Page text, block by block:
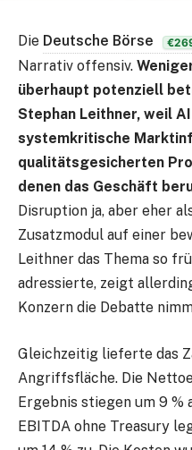
Die Deutsche Börse
Narrativ offensiv.
überhaupt potenziell
Stephan Leithner, weil
systemkritische
qualitätsgesicherten
denen das Geschäft
Disruption ja, aber eher
Zusatzmodul auf einer
Leithner das Thema so
adressierte, zeigt
Konzern die Debatte
Gleichzeitig lieferte das
Angriffsfläche. Die
Ergebnis stiegen um 9 %
EBITDA ohne Treasury